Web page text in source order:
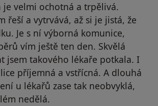
je velmi ochotná a trpělivá.
řeší a vytrvává, až si je jistá, že
Je s ní výborná komunice,
vím ještě ten den. Skvělá
jsem takového lékaře potkala. I
příjemná a vstřícná. A dlouhá
u lékařů zase tak neobvyklá,
nedělá.